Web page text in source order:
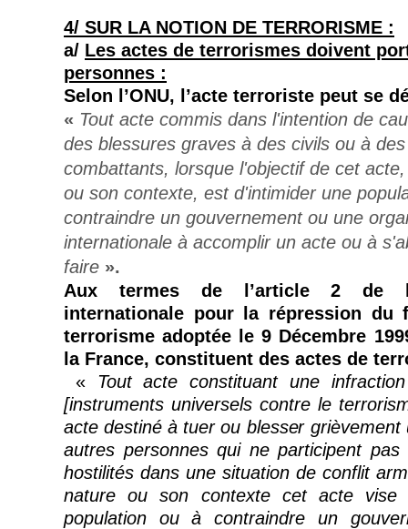
4/ SUR LA NOTION DE TERRORISME :
a/ Les actes de terrorismes doivent
personnes :
Selon l’ONU, l’acte terroriste peut se
« Tout acte commis dans l'intention de
des blessures graves à des civils ou à
combattants, lorsque l'objectif de cet
ou son contexte, est d'intimider une
contraindre un gouvernement ou une
internationale à accomplir un acte ou à
faire ».
Aux termes de l’article 2 de
internationale pour la répression du
terrorisme adoptée le 9 Décembre
la France, constituent des actes de
«
Tout acte constituant une
[instruments universels contre le
acte destiné à tuer ou blesser grièvement
autres personnes qui ne participent pas
hostilités dans une situation de conflit
nature ou son contexte cet acte vise
population ou à contraindre un